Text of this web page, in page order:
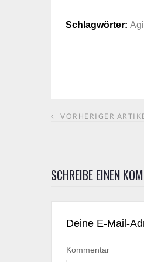
Schlagwörter:
VORHERIGER
SCHREIBE EINEN
Deine E-Mail-
Kommentar